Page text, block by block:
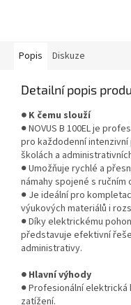
Popis Diskuze
Detailní popis
● K čemu slouží
● NOVUS B 100EL je
pro každodenní
školách a
● Umožňuje rychlé a
námahy spojené s ručním
● Je ideální pro
výukových materiálů i
● Díky elektrickému
představuje efektivní
administrativy.
● Hlavní výhody
● Profesionální
zatížení.